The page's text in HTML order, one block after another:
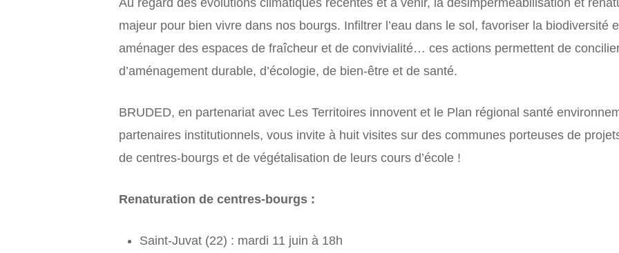
Au regard des évolutions climatiques récentes et à venir, la désimperméabilisation et
majeur pour bien vivre dans nos bourgs. Infiltrer l’eau dans le sol, favoriser la biodiversité
aménager des espaces de fraîcheur et de convivialité… ces actions permettent de
d’aménagement durable, d’écologie, de bien-être et de santé.
BRUDED, en partenariat avec Les Territoires innovent et le Plan régional santé
partenaires institutionnels, vous invite à huit visites sur des communes porteuses de
de centres-bourgs et de végétalisation de leurs cours d’école !
Renaturation de centres-bourgs :
Saint-Juvat (22) : mardi 11 juin à 18h